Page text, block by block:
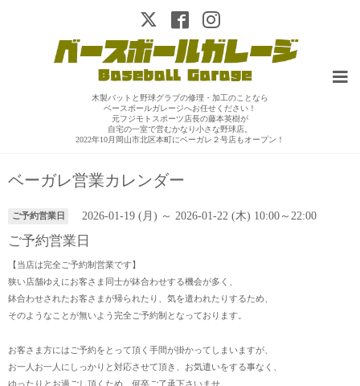
木製バットと野球グラブの修理・加工のことなら
ベースボールガレージへお任せください！
元フジモトスポーツ店長の藤本英樹が
自宅の一室で営むかなり小さな野球店。
2022年10月岡山市北区本町にベーガレ２号店もオープン！
ベーガレ営業カレンダー
ご予約営業日 2026-01-19 (月) ～ 2026-01-22 (木) 10:00～22:00
ご予約営業日
【当店は完全ご予約制営業です】
狭い店舗ゆえにお客さま同士が鉢合わせする機会が多く、
鉢合わせされたお客さまが帰られたり、気を遣われたりするため、
そのようなことが無いよう完全ご予約制となっております。
お客さま方にはご予約をとって頂く手間が掛かってしまいますが、
お一人お一人にしっかりと対応させて頂き、お気遣いをする事なく、